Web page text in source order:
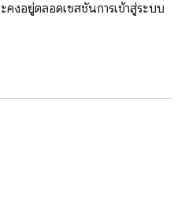
คงอยู่ตลอดเซสชันการเข้าสู่ระบบ